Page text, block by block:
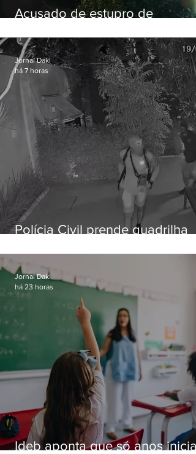
Acusado de estupro de
Polícia Civil prende quadrilha
residências de luxo no Rio
Jornal Daki
há 7 horas
Ideb aponta que só anos
Jornal Daki
há 23 horas